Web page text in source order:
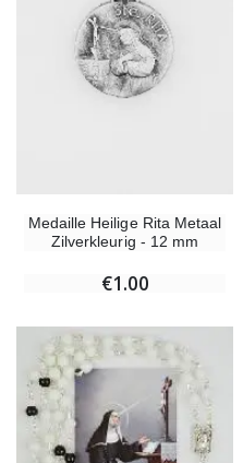
Medaille Heilige Rita Metaal
Zilverkleurig - 12 mm
€1.00